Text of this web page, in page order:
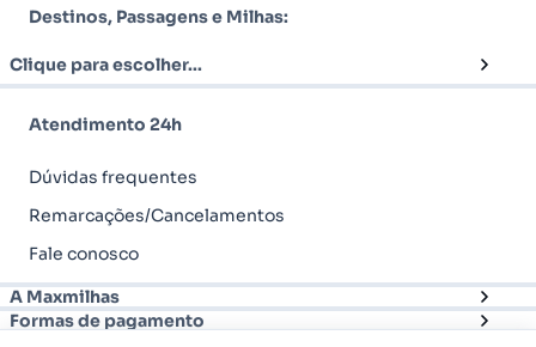
Destinos, Passagens e Milhas:
Clique para escolher...
Atendimento 24h
Dúvidas frequentes
Remarcações/Cancelamentos
Fale conosco
A Maxmilhas
Formas de pagamento